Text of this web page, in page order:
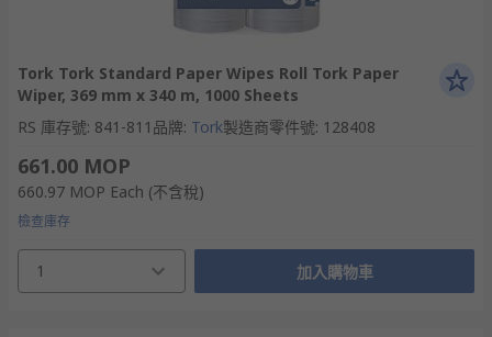
Tork Tork Standard Paper Wipes Roll Tork Paper
Wiper, 369 mm x 340 m, 1000 Sheets
RS 庫存號: 841-811 品牌: Tork製造商零件號: 128408
661.00 MOP
660.97 MOP Each (不含稅)
檢查庫存
1 加入購物車